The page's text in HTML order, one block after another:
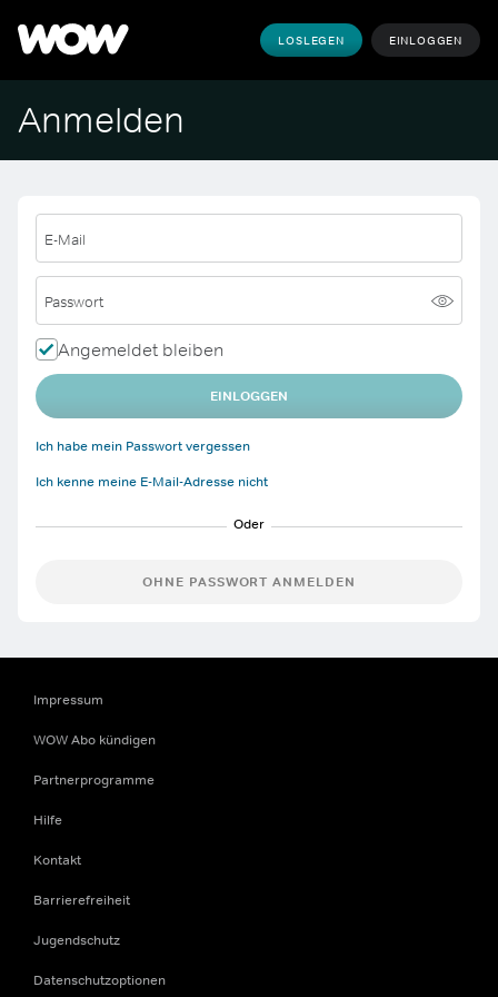
LOSLEGEN EINLOGGEN
Anmelden
E-Mail
Passwort
Angemeldet bleiben
EINLOGGEN
Ich habe mein Passwort vergessen
Ich kenne meine E-Mail-Adresse nicht
OHNE PASSWORT ANMELDEN
Impressum
WOW Abo kündigen
Partnerprogramme
Hilfe
Kontakt
Barrierefreiheit
Jugendschutz
Datenschutzoptionen